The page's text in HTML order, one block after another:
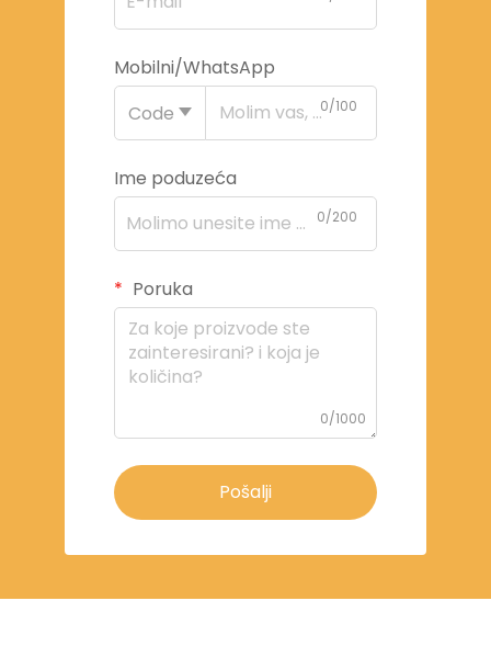
Mobilni/WhatsApp
Code
0/100
Ime poduzeća
0/200
Poruka
0/1000
Pošalji